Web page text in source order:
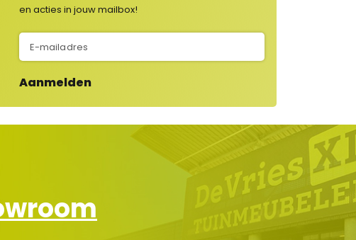
en acties in jouw mailbox!
N
i
e
u
w
s
f
Aanmelden